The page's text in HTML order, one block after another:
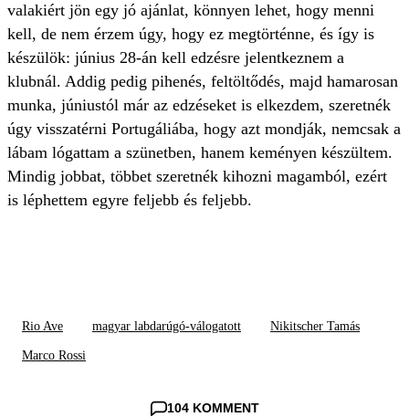
valakiért jön egy jó ajánlat, könnyen lehet, hogy menni
kell, de nem érzem úgy, hogy ez megtörténne, és így is
készülök: június 28-án kell edzésre jelentkeznem a
klubnál. Addig pedig pihenés, feltöltődés, majd hamarosan
munka, júniustól már az edzéseket is elkezdem, szeretnék
úgy visszatérni Portugáliába, hogy azt mondják, nemcsak a
lábam lógattam a szünetben, hanem keményen készültem.
Mindig jobbat, többet szeretnék kihozni magamból, ezért
is léphettem egyre feljebb és feljebb.
Rio Ave magyar labdarúgó-válogatott Nikitscher Tamás
Marco Rossi
104 KOMMENT